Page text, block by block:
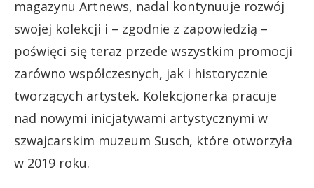
magazynu Artnews, nadal kontynuuje rozwój
swojej kolekcji i – zgodnie z zapowiedzią –
poświęci się teraz przede wszystkim promocji
zarówno współczesnych, jak i historycznie
tworzących artystek. Kolekcjonerka pracuje
nad nowymi inicjatywami artystycznymi w
szwajcarskim muzeum Susch, które otworzyła
w 2019 roku.